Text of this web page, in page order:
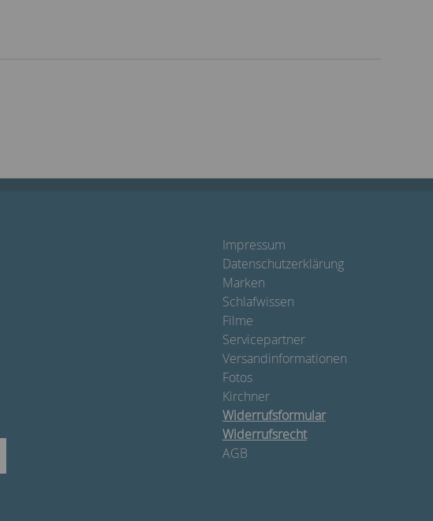
Impressum
Datenschutzerklärung
Marken
Schlafwissen
Filme
Servicepartner
Versandinformationen
Fotos
Kirchner
Widerrufsformular
Widerrufsrecht
AGB